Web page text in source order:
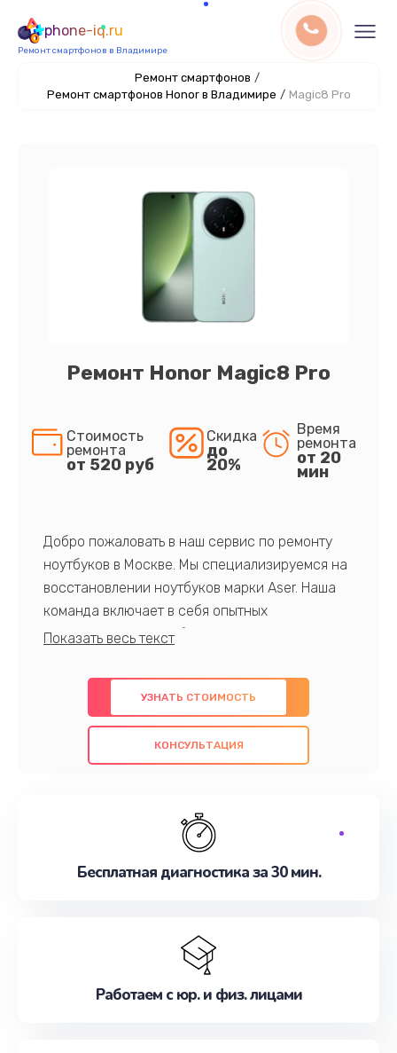
phone-iq.ru
Ремонт смартфонов в Владимире
Ремонт смартфонов /
Ремонт смартфонов Honor в Владимире / Magic8 Pro
Ремонт Honor Magic8 Pro
Стоимость
ремонта
от 520 руб
Скидка
до
20%
Время
ремонта
от 20
мин
Добро пожаловать в наш сервис по ремонту
ноутбуков в Москве. Мы специализируемся на
восстановлении ноутбуков марки Aser. Наша
команда включает в себя опытных
профессионалов с обширными знаниями и
предлагаем быстрый и качественный ремонт с
использованием оригинальных компонентов, а
также гарантируем качество всех
проведенных работ. Наша цель - предоставить
наилучшим образом. Не медлите записаться на
УЗНАТЬ СТОИМОСТЬ
КОНСУЛЬТАЦИЯ
Бесплатная диагностика за 30 мин.
Работаем с юр. и физ. лицами